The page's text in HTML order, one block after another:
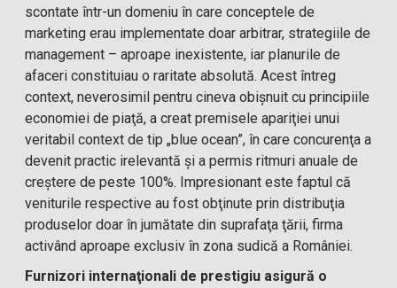
scontate într-un domeniu în care conceptele de
marketing erau implementate doar arbitrar, strategiile de
management – aproape inexistente, iar planurile de
afaceri constituiau o raritate absolută. Acest întreg
context, neverosimil pentru cineva obişnuit cu principiile
economiei de piaţă, a creat premisele apariţiei unui
veritabil context de tip „blue ocean”, în care concurenţa a
devenit practic irelevantă şi a permis ritmuri anuale de
creştere de peste 100%. Impresionant este faptul că
veniturile respective au fost obţinute prin distribuţia
produselor doar în jumătate din suprafaţa ţării, firma
activând aproape exclusiv în zona sudică a României.
Furnizori internaţionali de prestigiu asigură o